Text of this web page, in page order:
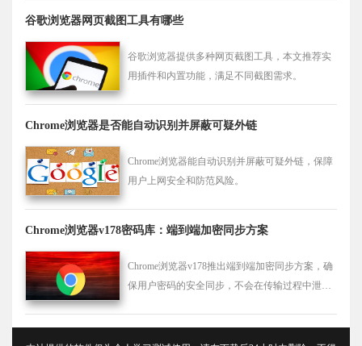
谷歌浏览器网页截图工具有哪些
谷歌浏览器提供多种网页截图工具，本文推荐实
用插件和内置功能，满足不同截图需求。
Chrome浏览器是否能自动识别并屏蔽可疑外链
Chrome浏览器能自动识别并屏蔽可疑外链，保障
用户上网安全和防范风险。
Chrome浏览器v178密码库：端到端加密同步方案
Chrome浏览器v178推出端到端加密同步方案，确
保用户密码的安全同步，不会在传输过程中泄露